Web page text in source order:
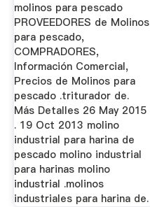
molinos para pescado
PROVEEDORES de Molinos
para pescado,
COMPRADORES,
Información Comercial,
Precios de Molinos para
pescado .triturador de.
Más Detalles 26 May 2015
. 19 Oct 2013 molino
industrial para harina de
pescado molino industrial
para harinas molino
industrial .molinos
industriales para harina de.